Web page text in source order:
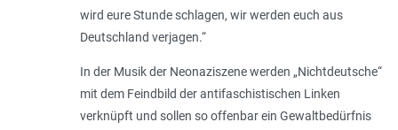
wird eure Stunde schlagen, wir werden euch aus
Deutschland verjagen.“
In der Musik der Neonaziszene werden „Nichtdeutsche“
mit dem Feindbild der antifaschistischen Linken
verknüpft und sollen so offenbar ein Gewaltbedürfnis